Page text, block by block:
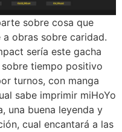
sobre cosa que
obras sobre caridad.
serí­a este gacha
sobre tiempo positivo
turnos, con manga
sabe imprimir miHoYo
una buena leyenda y
cual encantará a las